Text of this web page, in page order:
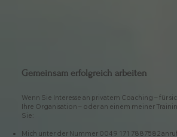
Gemeinsam erfolgreich arbeiten
Wenn Sie Interesse an privatem Coaching – für
Ihre Organisation – oder an einem meiner
Sie:
Mich unter der Nummer 0049 171 7887582